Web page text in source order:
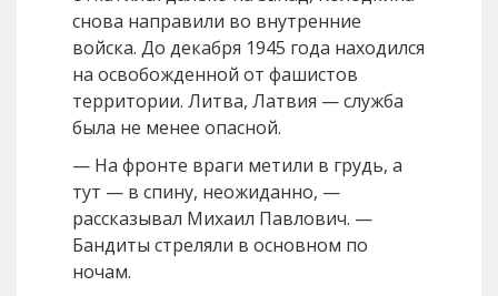
снова направили во внутренние
войска. До декабря 1945 года находился
на освобожденной от фашистов
территории. Литва, Латвия — служба
была не менее опасной.
— На фронте враги метили в грудь, а
тут — в спину, неожиданно, —
рассказывал Михаил Павлович. —
Бандиты стреляли в основном по
ночам.